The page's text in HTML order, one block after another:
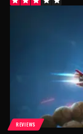
REVIEWS